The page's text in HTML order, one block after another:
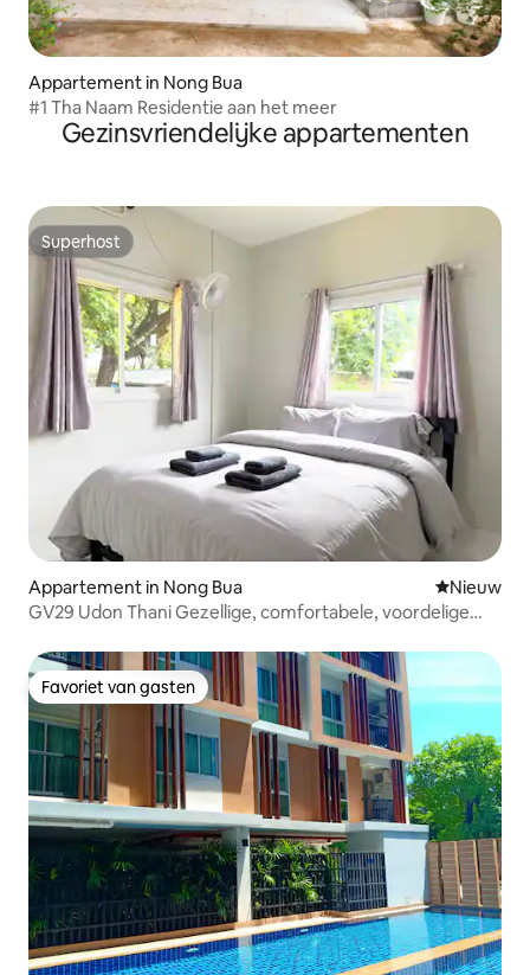
Appartement in Nong Bua
#1 Tha Naam Residentie aan het meer
Gezinsvriendelijke appartementen
Superhost
Superhost
Appartement in Nong Bua Nieuwe
Nieuw
GV29 Udon Thani Gezellige, comfortabele, voordelige
Favoriet van gasten
Favoriet van gasten